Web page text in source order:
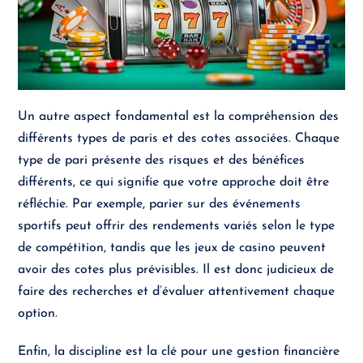
Un autre aspect fondamental est la compréhension des
différents types de paris et des cotes associées. Chaque
type de pari présente des risques et des bénéfices
différents, ce qui signifie que votre approche doit être
réfléchie. Par exemple, parier sur des événements
sportifs peut offrir des rendements variés selon le type
de compétition, tandis que les jeux de casino peuvent
avoir des cotes plus prévisibles. Il est donc judicieux de
faire des recherches et d’évaluer attentivement chaque
option.
Enfin, la discipline est la clé pour une gestion financière